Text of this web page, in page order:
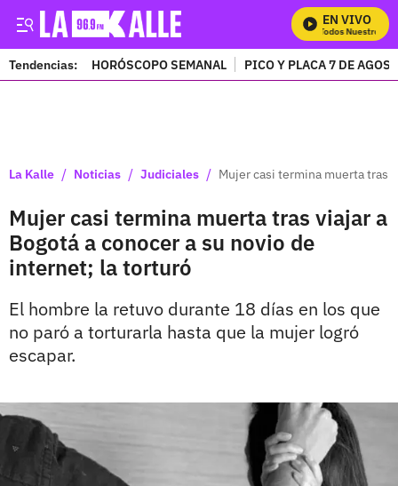
EN VIVO
Mira Todos Nuestros
Tendencias: HORÓSCOPO SEMANAL PICO Y PLACA 7 DE
La Kalle / Noticias / Judiciales / Mujer casi termina muerta tras
Mujer casi termina muerta tras viajar a
Bogotá a conocer a su novio de
internet; la torturó
El hombre la retuvo durante 18 días en los que
no paró a torturarla hasta que la mujer logró
escapar.